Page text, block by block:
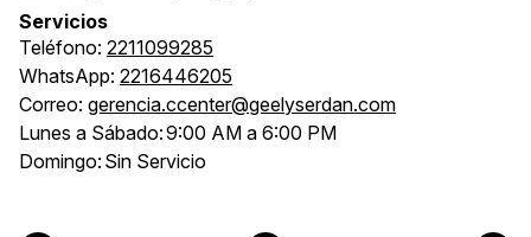
Servicios
Teléfono: 2211099285
WhatsApp: 2216446205
Correo: gerencia.ccenter@geelyserdan.com
Lunes a Sábado:9:00 AM a 6:00 PM
Domingo: Sin Servicio